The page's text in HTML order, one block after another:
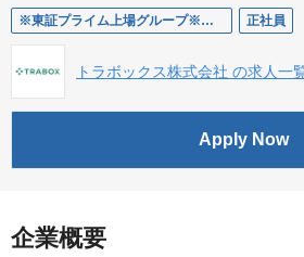
※東証プライム上場グループ※（新規プロダクト担当）エンタープライズセールス 正社員
トラボックス株式会社 の求人一
Apply Now
企業概要